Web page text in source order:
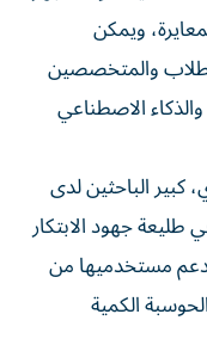
ويمكن
والمتخصصين
الاصطناعي
كبير الباحثين لدى
طليعة جهود الابتكار
مستخدميها من
الكمية